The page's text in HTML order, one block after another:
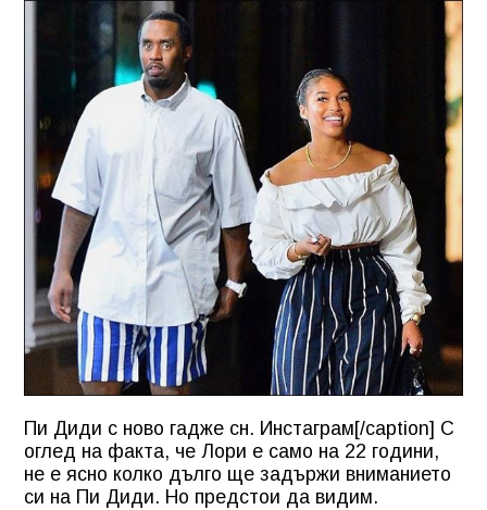
Пи Диди с ново гадже сн. Инстаграм[/caption] С
оглед на факта, че Лори е само на 22 години,
не е ясно колко дълго ще задържи вниманието
си на Пи Диди. Но предстои да видим.